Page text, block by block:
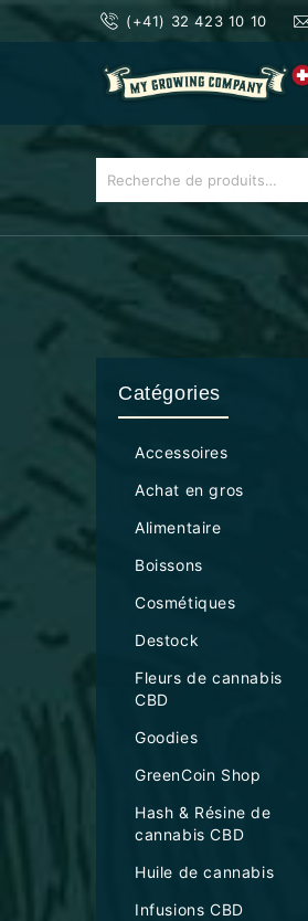
(+41) 32 423 10 10
Catégories
Accessoires
Achat en gros
Alimentaire
Boissons
Cosmétiques
Destock
Fleurs de cannabis
CBD
Goodies
GreenCoin Shop
Hash & Résine de
cannabis CBD
Huile de cannabis
Infusions CBD